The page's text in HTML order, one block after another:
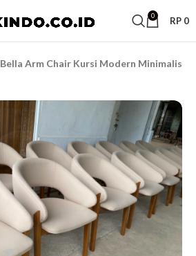
0 RP 0
Bella Arm Chair Kursi Modern Minimalis